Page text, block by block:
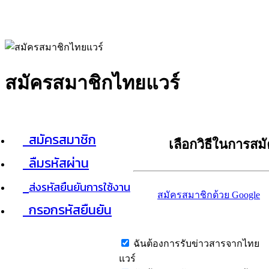
สมัครสมาชิกไทยแวร์
สมัครสมาชิก
ลืมรหัสผ่าน
ส่งรหัสยืนยันการใช้งาน
กรอกรหัสยืนยัน
เลือกวิธีในการส
สมัครสมาชิกด้วย Google
ฉันต้องการรับข่าวสารจากไทย
แวร์